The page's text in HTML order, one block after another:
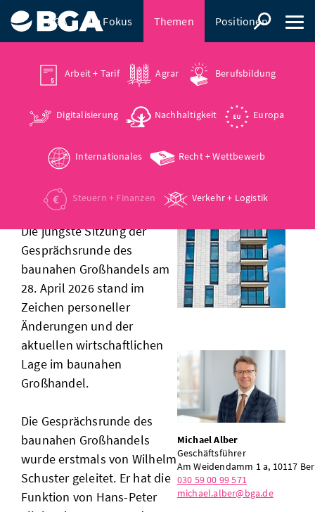
BGA Im Fokus Themen
Arbeit + Tarif Agrar Berufsbildung
Digitalisierung Nachhaltigkeit Europa
Internationales Recht + Wettbewerb
Steuern + Finanzen Verkehr + Logistik
Positionen
Presse
wilhelm schuster neuer
baupolitischer sprecher des
bga
Die jüngste Sitzung der
Gesprächsrunde des
baunahen Großhandels am
28. April 2026 stand im
Zeichen personeller
Änderungen und der
aktuellen wirtschaftlichen
Lage im baunahen
Großhandel.
Die Gesprächsrunde des
baunahen Großhandels
wurde erstmals von Wilhelm
Schuster geleitet. Er hat die
Funktion von Hans-Peter
Michael Alber
Geschäftsführer
Am Weidendamm 1 a, 10117
030 59 00 99 571
michael.alber@bga.de